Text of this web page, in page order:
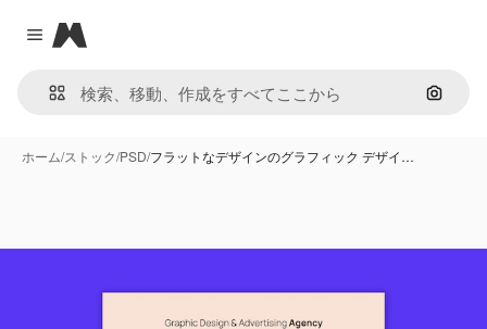
Close menu
Magnific
画像で
ホーム/ストック/PSD/フラットなデザインのグラフィック デザイ…